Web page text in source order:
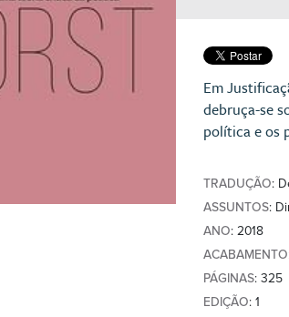
Em
debruça-se
política e os
TRADUÇÃO:
ASSUNTOS:
ANO: 2018
ACABAMENTO
PÁGINAS: 325
EDIÇÃO: 1